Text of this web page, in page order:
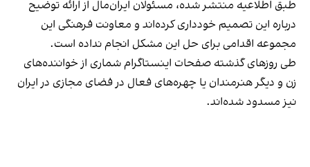
طبق اطلاعیه منتشر شده، مسئولان ایران‌مال از ارائه توضیح
درباره این تصمیم خودداری کرده‌اند و معاونت فرهنگی این
مجموعه اقدامی برای حل این مشکل انجام نداده است.
طی روزهای گذشته صفحات اینستاگرام شماری از خواننده‌های
زن و دیگر هنرمندان یا چهره‌های فعال در فضای مجازی در ایران
نیز مسدود شده‌اند.